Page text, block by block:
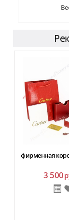
фирменная
3 500